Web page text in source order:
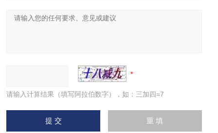
请输入计算结果（填写阿拉伯数字），如：三加四=7